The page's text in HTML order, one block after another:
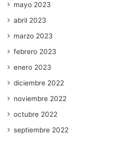
mayo 2023
abril 2023
marzo 2023
febrero 2023
enero 2023
diciembre 2022
noviembre 2022
octubre 2022
septiembre 2022